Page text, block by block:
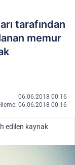
tarafından
memur
06.06.2018 00:16
06.06.2018 00:16
edilen kaynak